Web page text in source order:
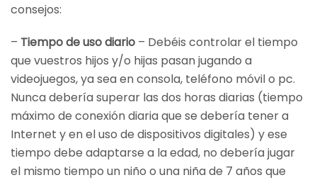
consejos:
– Tiempo de uso diario – Debéis controlar el tiempo
que vuestros hijos y/o hijas pasan jugando a
videojuegos, ya sea en consola, teléfono móvil o pc.
Nunca debería superar las dos horas diarias (tiempo
máximo de conexión diaria que se debería tener a
Internet y en el uso de dispositivos digitales) y ese
tiempo debe adaptarse a la edad, no debería jugar
el mismo tiempo un niño o una niña de 7 años que